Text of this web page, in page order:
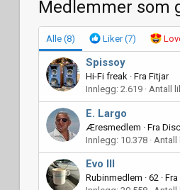
Medlemmer som
Alle (8) Liker(7)
Spissoy
Hi-Fi freak · Fra Fitjar
Innlegg 2.619 Antall
E. Largo
Æresmedlem · Fra
Innlegg 10.378 Antall
Evo III
Rubinmedlem · 62 · Fra